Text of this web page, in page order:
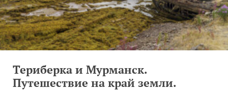
Териберка и Мурманск.
Путешествие на край земли.